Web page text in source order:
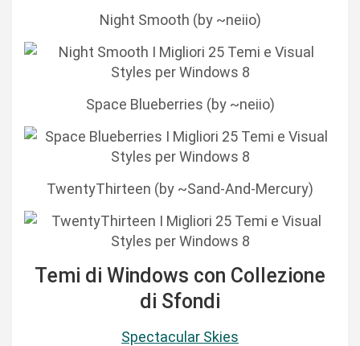
Night Smooth (by ~neiio)
Space Blueberries (by ~neiio)
TwentyThirteen (by ~Sand-And-Mercury)
Temi di Windows con Collezione
di Sfondi
Spectacular Skies